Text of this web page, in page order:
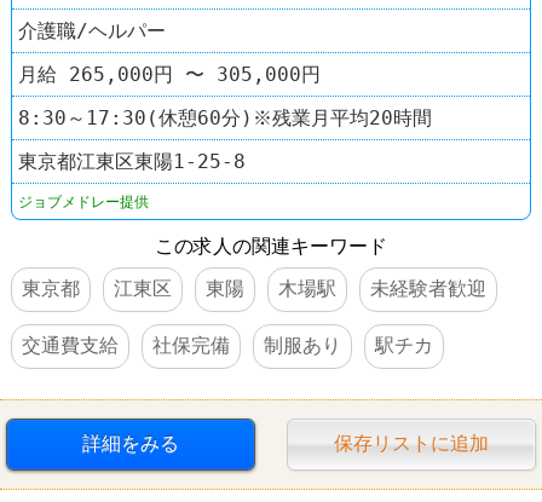
介護職/ヘルパー
月給 265,000円 〜 305,000円
8:30～17:30(休憩60分)※残業月平均20時間
東京都江東区東陽1-25-8
ジョブメドレー提供
この求人の関連キーワード
東京都
江東区 東陽 木場駅 未経験者歓迎
交通費支給 社保完備 制服あり 駅チカ
詳細をみる 保存リストに追加